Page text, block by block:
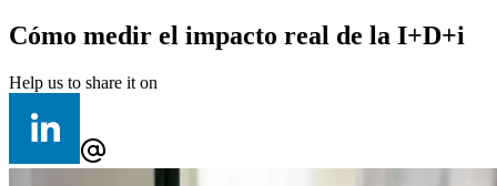
Cómo medir el impacto real de la I+D+i
Help us to share it on